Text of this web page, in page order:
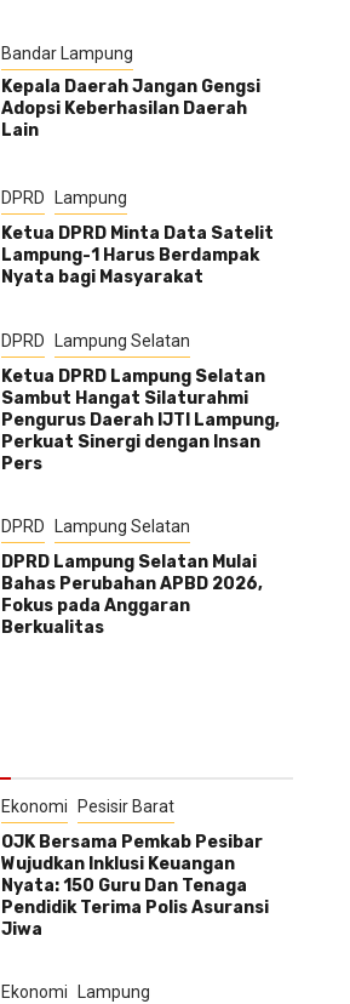
Bandar Lampung
Kepala Daerah Jangan Gengsi
Adopsi Keberhasilan Daerah
Lain
DPRD Lampung
Ketua DPRD Minta Data Satelit
Lampung-1 Harus Berdampak
Nyata bagi Masyarakat
DPRD Lampung Selatan
Ketua DPRD Lampung Selatan
Sambut Hangat Silaturahmi
Pengurus Daerah IJTI Lampung,
Perkuat Sinergi dengan Insan
Pers
DPRD Lampung Selatan
DPRD Lampung Selatan Mulai
Bahas Perubahan APBD 2026,
Fokus pada Anggaran
Berkualitas
Ekonomi Pesisir Barat
OJK Bersama Pemkab Pesibar
Wujudkan Inklusi Keuangan
Nyata: 150 Guru Dan Tenaga
Pendidik Terima Polis Asuransi
Jiwa
Ekonomi Lampung